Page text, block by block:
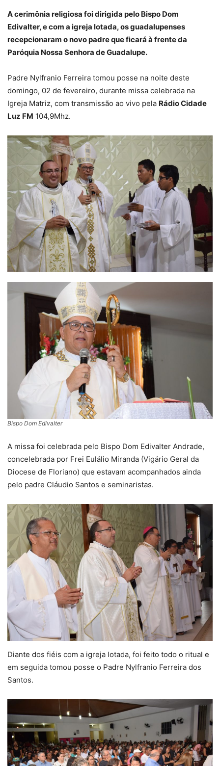
A cerimônia religiosa foi dirigida pelo Bispo Dom
Edivalter, e com a igreja lotada, os guadalupenses
recepcionaram o novo padre que ficará à frente da
Paróquia Nossa Senhora de Guadalupe.
Padre Nylfranio Ferreira tomou posse na noite deste
domingo, 02 de fevereiro, durante missa celebrada na
Igreja Matriz, com transmissão ao vivo pela Rádio Cidade
Luz FM 104,9Mhz.
Bispo Dom Edivalter
A missa foi celebrada pelo Bispo Dom Edivalter Andrade,
concelebrada por Frei Eulálio Miranda (Vigário Geral da
Diocese de Floriano) que estavam acompanhados ainda
pelo padre Cláudio Santos e seminaristas.
Diante dos fiéis com a igreja lotada, foi feito todo o ritual e
em seguida tomou posse o Padre Nylfranio Ferreira dos
Santos.